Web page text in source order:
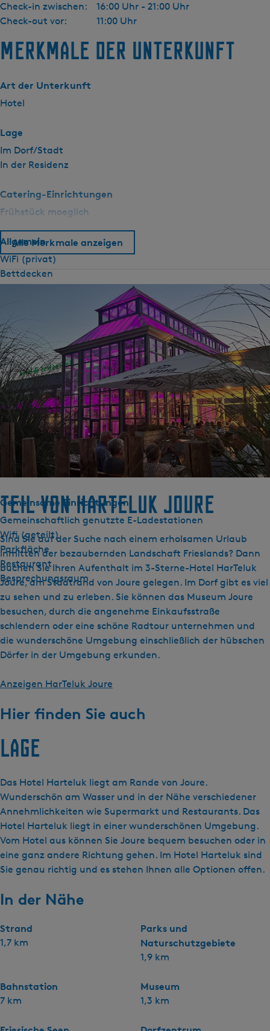
Check-in zwischen:
16:00 Uhr - 21:00 Uhr
Check-out vor:
11:00 Uhr
d
Merkmale der Unterkunft
Art der Unterkunft
Hotel
Lage
Im Dorf/Stadt
In der Residenz
Catering-Einrichtungen
Frühstück moeglich
Allgemein
WiFi (privat)
Bettdecken
Dusche
WC im Badezimmer
Badewanne (privat)
Draussen
E-Ladestation für PKW (privat)
Terrasse
Ausrüstung
Wasserkocher
Gemeinsame Einrichtungen
Gemeinschaftlich genutzte E-Ladestationen
Wifi (geteilt)
Parkfläche
Restaurant
Besprechungsraum
Alle Merkmale anzeigen
Teil von HarTeluk Joure
Sind Sie auf der Suche nach einem erholsamen Urlaub
inmitten der bezaubernden Landschaft Frieslands? Dann
buchen Sie Ihren Aufenthalt im 3-Sterne-Hotel HarTeluk
Joure, am Stadtrand von Joure gelegen. Im Dorf gibt es viel
zu sehen und zu erleben. Sie können das Museum Joure
besuchen, durch die angenehme Einkaufsstraße
schlendern oder eine schöne Radtour unternehmen und
die wunderschöne Umgebung einschließlich der hübschen
Dörfer in der Umgebung erkunden.
Anzeigen HarTeluk Joure
Hier finden Sie auch
Lage
Das Hotel Harteluk liegt am Rande von Joure.
Wunderschön am Wasser und in der Nähe verschiedener
Annehmlichkeiten wie Supermarkt und Restaurants. Das
Hotel Harteluk liegt in einer wunderschönen Umgebung.
Vom Hotel aus können Sie Joure bequem besuchen oder in
eine ganz andere Richtung gehen. Im Hotel Harteluk sind
Sie genau richtig und es stehen Ihnen alle Optionen offen.
In der Nähe
Strand
1,7 km
Parks und
Naturschutzgebiete
1,9 km
Bahnstation
7 km
Museum
1,3 km